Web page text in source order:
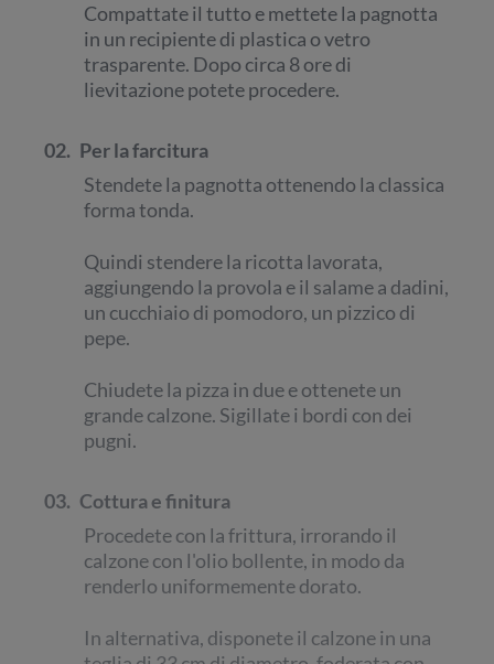
Compattate il tutto e mettete la pagnotta
in un recipiente di plastica o vetro
trasparente. Dopo circa 8 ore di
lievitazione potete procedere.
02. Per la farcitura
Stendete la pagnotta ottenendo la classica
forma tonda.
Quindi stendere la ricotta lavorata,
aggiungendo la provola e il salame a dadini,
un cucchiaio di pomodoro, un pizzico di
pepe.
Chiudete la pizza in due e ottenete un
grande calzone. Sigillate i bordi con dei
pugni.
03. Cottura e finitura
Procedete con la frittura, irrorando il
calzone con l'olio bollente, in modo da
renderlo uniformemente dorato.
In alternativa, disponete il calzone in una